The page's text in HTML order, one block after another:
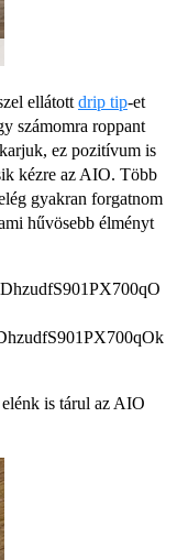
ellátott drip tip-et
számomra roppant
ez pozitívum is
kézre az AIO. Több
gyakran forgatnom
hűvösebb élményt
is tárul az AIO